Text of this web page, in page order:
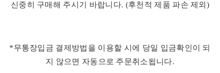
신중히 구매해 주시기 바랍니다. (후천적 제품 파손 제외)
*무통장입금 결제방법을 이용할 시에 당일 입금확인이 되
지 않으면 자동으로 주문취소됩니다.